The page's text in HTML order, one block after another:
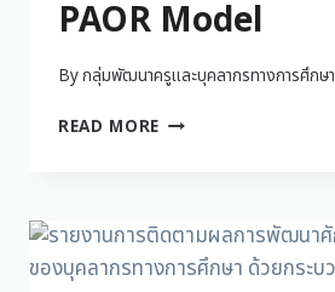
PAOR Model
Byกลุ่มพัฒนาครูและบุคลากรทางการศึกษา
READ MORE